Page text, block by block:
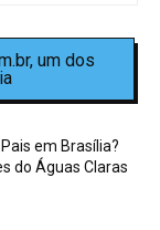
um dos
em Brasília?
do Águas Claras